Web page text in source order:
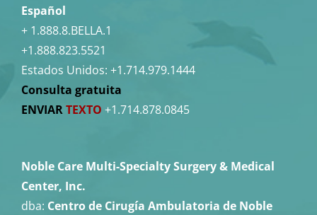
Español
+ 1.888.8.BELLA.1
+1.888.823.5521
Estados Unidos: +1.714.979.1444
Consulta gratuita
ENVIARTEXTO +1.714.878.0845
Noble Care Multi-Specialty Surgery & Medical
Center, Inc.
dba: Centro de Cirugía Ambulatoria de Noble